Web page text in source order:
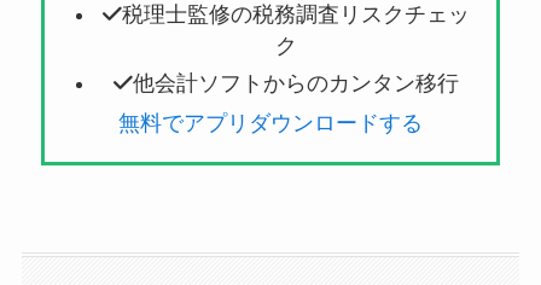
税理士監修の税務調査リスクチェッ
ク
他会計ソフトからのカンタン移行
無料でアプリダウンロードする